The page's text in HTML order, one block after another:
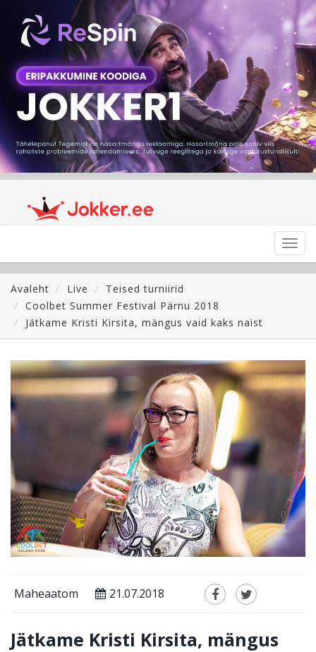
Avaleht
Live
Teised turniirid
Coolbet Summer Festival Pärnu 2018
Jätkame Kristi Kirsita, mängus vaid kaks naist
Maheaatom 21.07.2018
Jätkame Kristi Kirsita, mängus